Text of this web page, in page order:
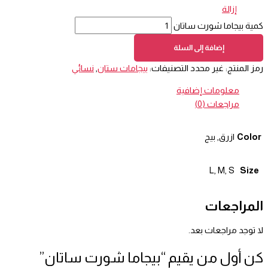
إزالة
كمية بيجاما شورت ساتان
إضافة إلى السلة
رمز المنتج: غير محدد التصنيفات: بيجامات ستان نسائي
معلومات إضافية
مراجعات (0)
Color ازرق, بيج
Size
L, M, S
المراجعات
لا توجد مراجعات بعد.
كن أول من يقيم “بيجاما شورت ساتان”